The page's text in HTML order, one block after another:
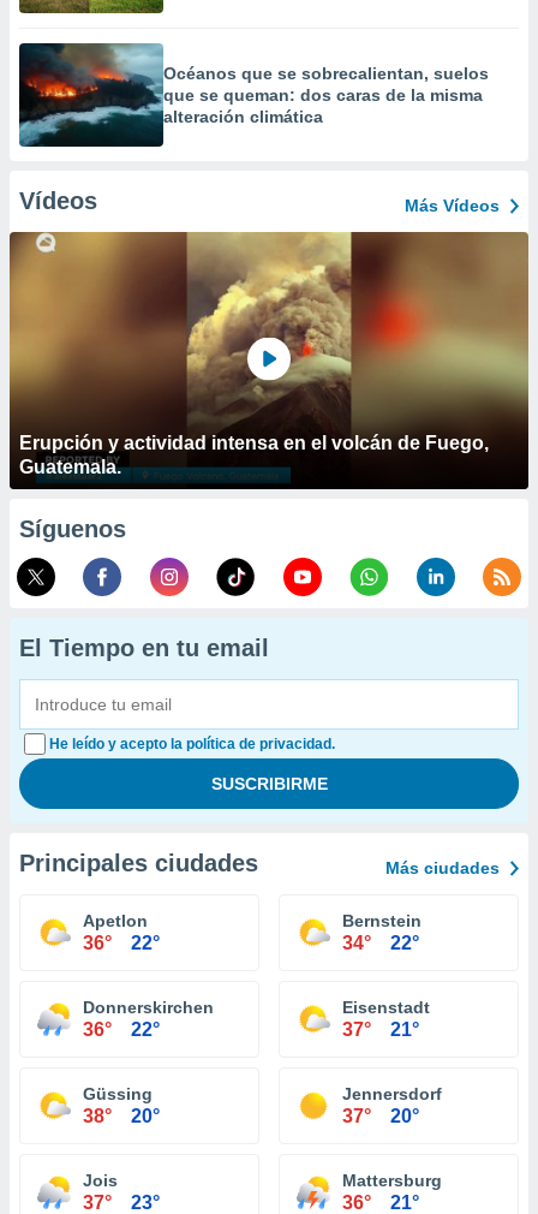
Océanos que se sobrecalientan, suelos
que se queman: dos caras de la misma
alteración climática
Vídeos Más Vídeos
Erupción y actividad intensa en el volcán de Fuego,
Guatemala.
Síguenos
El Tiempo en tu email
He leído y acepto la política de privacidad.
Principales ciudades Más ciudades
Apetlon
36° 22°
Bernstein
34° 22°
Donnerskirchen
36° 22°
Eisenstadt
37° 21°
Güssing
38° 20°
Jennersdorf
37° 20°
Jois
37° 23°
Mattersburg
36° 21°